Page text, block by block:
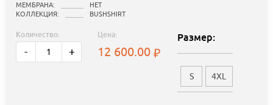
МЕМБРАНА:
НЕТ
КОЛЛЕКЦИЯ:
BUSHSHIRT
Количество:
- +
Цена:
12 600.00
Размер:
S 4XL